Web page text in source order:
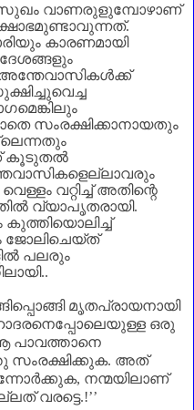
വാണരുളുമ്പോഴാണ്‌
കാരണമായി
അന്തേവാസികൾക്ക്
സംരക്ഷിക്കാനായതും
കൂടുതൽ
വറ്റിച്ച് അതിന്റെ
വ്യാപൃതരായി.
ജോലിചെയ്ത്
പലരും
മൃതപ്രായനായി
ഒരു
പാവത്താനെ
സംരക്ഷിക്കുക. അത്
, നന്മയിലാണ്‌
വരട്ടെ.!’’